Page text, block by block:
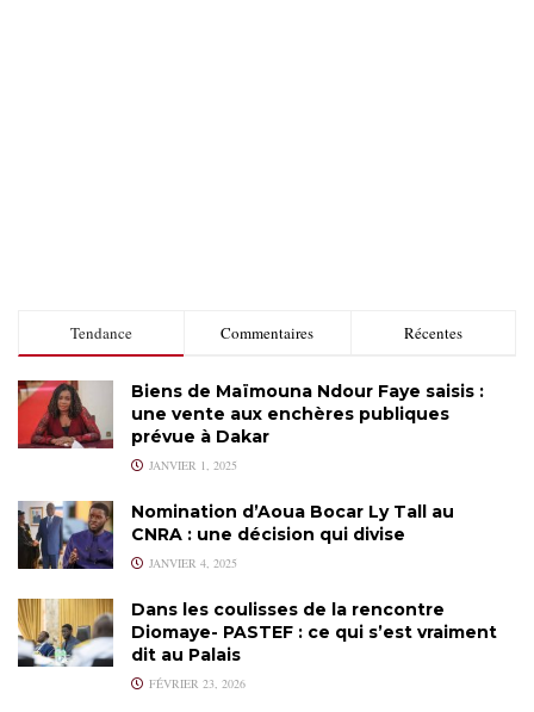
Tendance Commentaires Récentes
Biens de Maïmouna Ndour Faye saisis :
une vente aux enchères publiques
prévue à Dakar
JANVIER 1, 2025
Nomination d’Aoua Bocar Ly Tall au
CNRA : une décision qui divise
JANVIER 4, 2025
Dans les coulisses de la rencontre
Diomaye- PASTEF : ce qui s’est vraiment
dit au Palais
FÉVRIER 23, 2026